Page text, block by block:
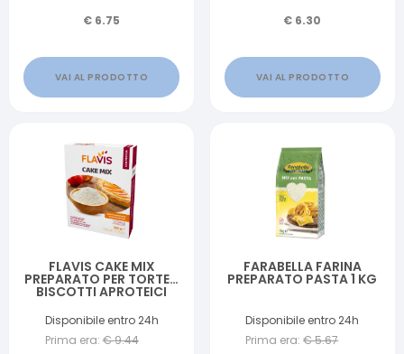
€ 6.75
VAI AL PRODOTTO
€ 6.30
VAI AL PRODOTTO
FLAVIS CAKE MIX
PREPARATO PER TORTE E
BISCOTTI APROTEICI
Disponibile entro 24h
Prima era: €9.44
FARABELLA FARINA
PREPARATO PASTA 1 KG
Disponibile entro 24h
Prima era: €5.67